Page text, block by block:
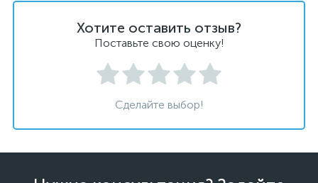
Хотите оставить отзыв?
Поставьте свою оценку!
Сделайте выбор!